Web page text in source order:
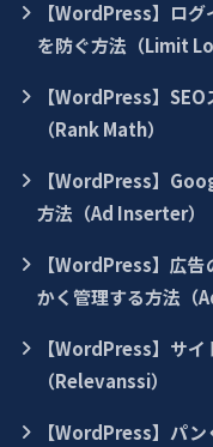
【WordPress】ロ
を防ぐ方法（Limit
【WordPress】
（Rank Math）
【WordPress】
方法（Ad Inserter）
【WordPress】広
かく管理する方法（
【WordPress】サ
（Relevanssi）
【WordPress】パ